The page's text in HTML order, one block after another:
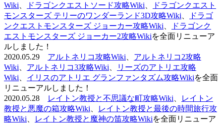
Wiki
ドラゴンクエストソード攻略Wiki
ドラゴンクエスト
モンスターズ テリーのワンダーランド3D攻略Wiki
ドラゴ
ンクエストモンスターズ ジョーカー攻略Wiki
ドラゴンク
エストモンスターズ ジョーカー2攻略Wikiを全面リニューア
ルしました！
2020.05.29 アルトネリコ攻略Wiki
アルトネリコ2攻略
Wiki
アルトネリコ3攻略Wiki
リーズのアトリエ攻略
Wiki
イリスのアトリエ グランファンタズム攻略Wikiを全面
リニューアルしました！
2020.05.28
レイトン教授と不思議な町攻略Wiki
レイトン
教授と悪魔の箱攻略Wiki
レイトン教授と最後の時間旅行攻
略Wiki
レイトン教授と魔神の笛攻略Wikiを全面リニューア